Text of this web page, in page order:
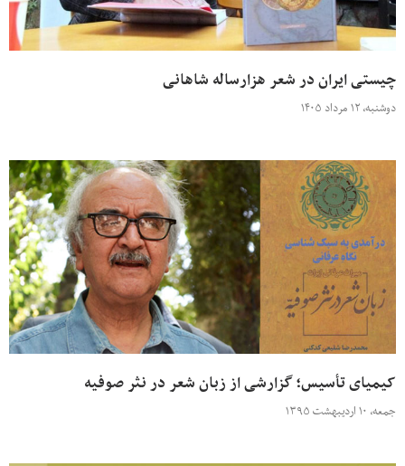
چیستی ایران در شعر هزارساله شاهانی
دوشنبه، ۱۲ مرداد ۱۴۰۵
کیمیای تأسیس؛ گزارشی از زبان شعر در نثر صوفیه
جمعه، ۱۰ اردیبهشت ۱۳۹۵